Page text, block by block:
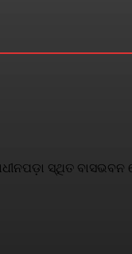
ସ୍ଥିତ ବାସଭବନ